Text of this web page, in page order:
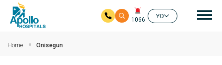
1066
YO
Home Onisegun